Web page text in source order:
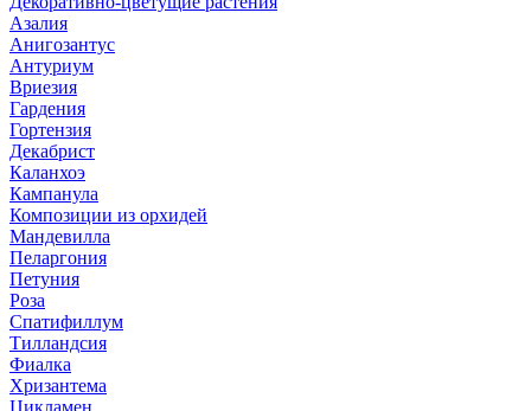
Азалия
Анигозантус
Антуриум
Вриезия
Гардения
Гортензия
Декабрист
Каланхоэ
Кампанула
Композиции из орхидей
Мандевилла
Пеларгония
Петуния
Роза
Спатифиллум
Тилландсия
Фиалка
Хризантема
Цикламен